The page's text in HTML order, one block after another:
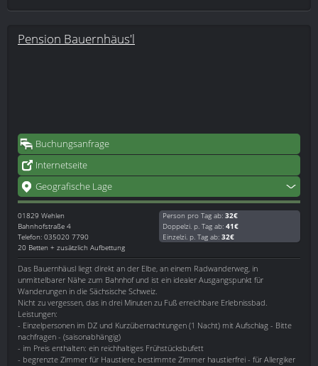
Pension Bauernhäus'l
Buchungsanfrage
Internetseite
Geografische Lage
01829 Wehlen
Bahnhofstraße 4
Telefon: 035020 7790
20 Betten + zusätzlich Aufbettung
Person pro Tag ab: 32€
Doppelzi. p. Tag ab: 41€
Einzelzi. p. Tag ab: 32€
Das Bauernhäusl liegt direkt an der Elbe, an einem Radwanderweg, in
unmittelbarer Nähe zum Bahnhof und ist ein idealer Ausgangspunkt für
Wanderungen in die Sächsische Schweiz.
Nicht zu vergessen, das in drei Minuten zu Fuß erreichbare Erlebnissbad.
Leistungen:
- Einzelpersonen im DZ und Kurzübernachtungen (1 Nacht) mit Aufschlag - Bitte
nachfragen - (saisonabhängig)
- im Preis enthalten: ein reichhaltiges Frühstücksbufett
- begrenzte Zimmer für Haustiere, bestimmte Zimmer haustierfrei - für Allergiker